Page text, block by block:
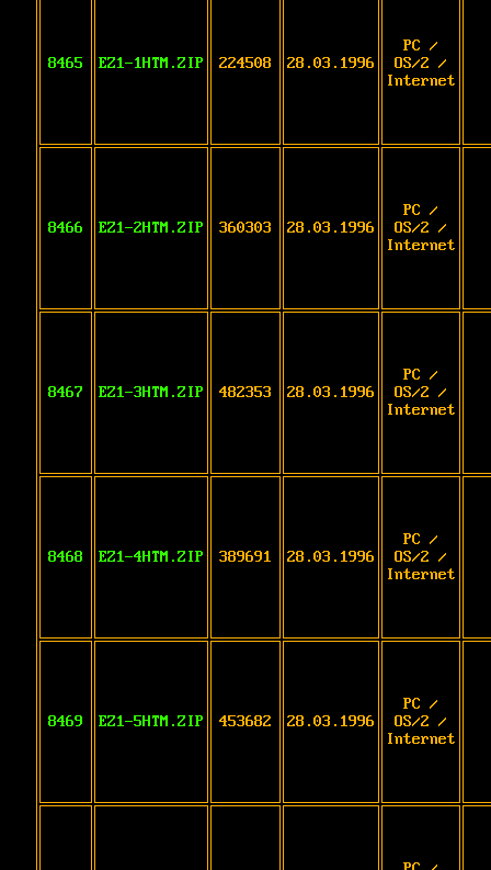
8465 EZ1-1HTM.ZIP 224508 28.03.1996
PC /
OS/2 /
Internet
8466 EZ1-2HTM.ZIP 360303 28.03.1996
PC /
OS/2 /
Internet
8467 EZ1-3HTM.ZIP 482353 28.03.1996
PC /
OS/2 /
Internet
8468 EZ1-4HTM.ZIP 389691 28.03.1996
PC /
OS/2 /
Internet
8469 EZ1-5HTM.ZIP 453682 28.03.1996
PC /
OS/2 /
Internet